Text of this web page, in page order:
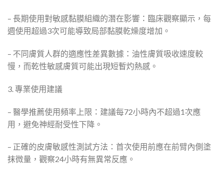
– 長期使用對敏感黏膜組織的潛在影響：臨床觀察顯示，每
週使用超過3次可能導致局部黏膜乾燥度增加。
– 不同膚質人群的適應性差異數據：油性膚質吸收速度較
慢，而乾性敏感膚質可能出現短暫灼熱感。
3. 專業使用建議
– 醫學推薦使用頻率上限：建議每72小時內不超過1次應
用，避免神經耐受性下降。
– 正確的皮膚敏感性測試方法：首次使用前應在前臂內側塗
抹微量，觀察24小時有無異常反應。